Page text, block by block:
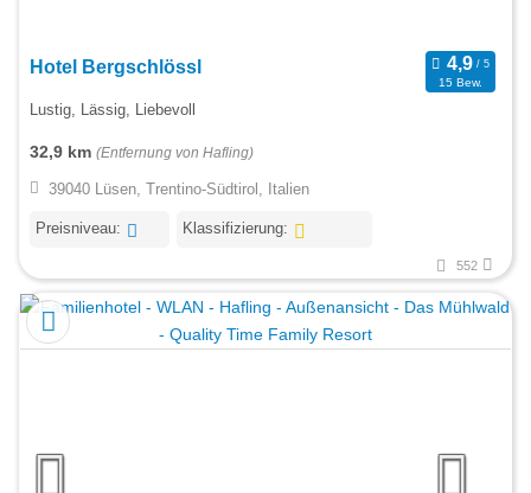
Hotel Bergschlössl
15 Bew.
Lustig, Lässig, Liebevoll
32,9 km (Entfernung von Hafling)
39040 Lüsen, Trentino-Südtirol, Italien
Preisniveau: Klassifizierung:
552